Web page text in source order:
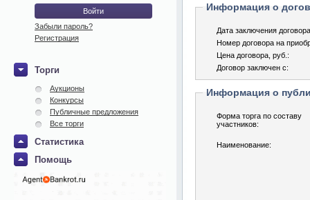
Забыли пароль?
Регистрация
Торги
Аукционы
Конкурсы
Публичные предложения
Все торги
Статистика
Помощь
Информация о
Дата заключения
Номер договора на
Цена договора, pуб.:
Договор заключен с:
Информация о
Форма торга по составу
участников:
Наименование: